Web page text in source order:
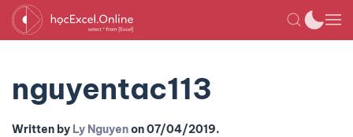
nguyentac113
Written by Ly Nguyenon07/04/2019.